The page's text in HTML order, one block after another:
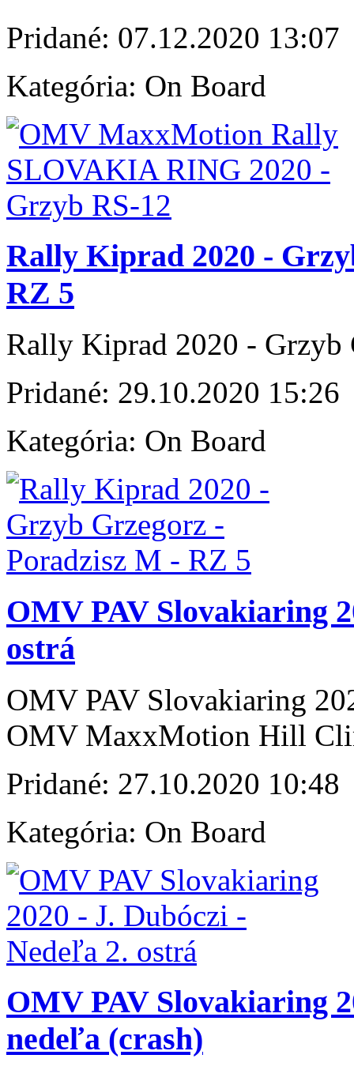
Pridané: 07.12.2020 13:07
Kategória: On Board
Rally Kiprad 2020 -
RZ 5
Rally Kiprad 2020 - Grzyb
Pridané: 29.10.2020 15:26
Kategória: On Board
OMV PAV Slovakiaring
ostrá
OMV PAV Slovakiaring
OMV MaxxMotion Hill
Pridané: 27.10.2020 10:48
Kategória: On Board
OMV PAV Slovakiaring
nedeľa (crash)